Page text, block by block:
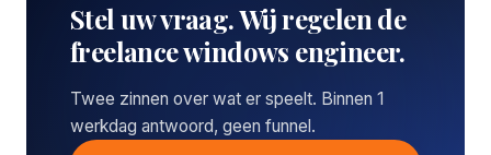
Stel uw vraag. Wij regelen de
freelance windows engineer.
Twee zinnen over wat er speelt. Binnen 1
werkdag antwoord, geen funnel.